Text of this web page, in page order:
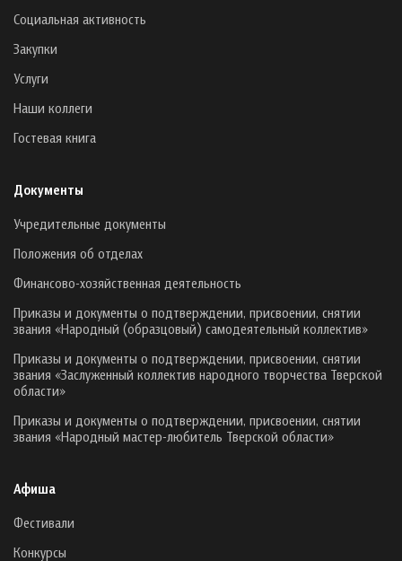
Социальная активность
Закупки
Услуги
Наши коллеги
Гостевая книга
Документы
Учредительные документы
Положения об отделах
Финансово-хозяйственная деятельность
Приказы и документы о подтверждении, присвоении, снятии
звания «Народный (образцовый) самодеятельный коллектив»
Приказы и документы о подтверждении, присвоении, снятии
звания «Заслуженный коллектив народного творчества Тверской
области»
Приказы и документы о подтверждении, присвоении, снятии
звания «Народный мастер-любитель Тверской области»
Афиша
Фестивали
Конкурсы